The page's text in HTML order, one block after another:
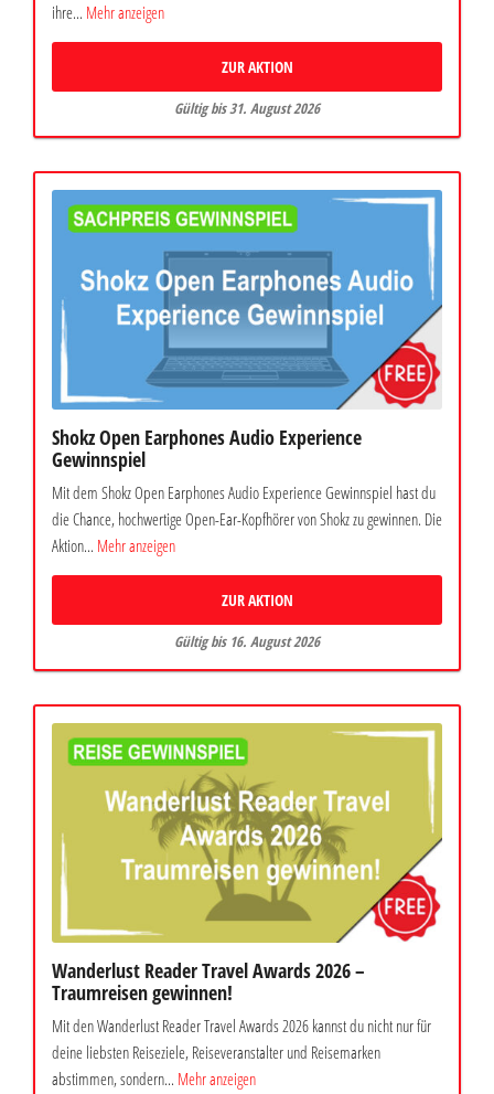
ihre... Mehr anzeigen
ZUR AKTION
Gültig bis 31. August 2026
Shokz Open Earphones Audio Experience
Gewinnspiel
Mit dem Shokz Open Earphones Audio Experience Gewinnspiel hast du
die Chance, hochwertige Open-Ear-Kopfhörer von Shokz zu gewinnen. Die
Aktion... Mehr anzeigen
ZUR AKTION
Gültig bis 16. August 2026
Wanderlust Reader Travel Awards 2026 –
Traumreisen gewinnen!
Mit den Wanderlust Reader Travel Awards 2026 kannst du nicht nur für
deine liebsten Reiseziele, Reiseveranstalter und Reisemarken
abstimmen, sondern... Mehr anzeigen